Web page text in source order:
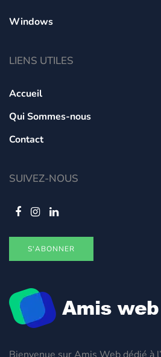
Bienvenue sur Amis Web dédié à
Windows
LIENS UTILES
Accueil
Qui Sommes-nous
Contact
SUIVEZ-NOUS
S'ABONNER